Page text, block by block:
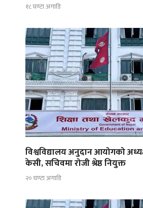
१८ घण्टा अगाडि
विश्वविद्यालय अनुदान आयोगको
केसी, सचिवमा रोजी श्रेष्ठ नियुक्त
२० घण्टा अगाडि